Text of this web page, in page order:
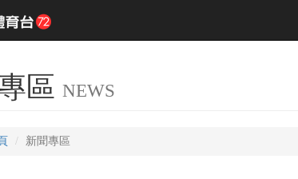
區 NEWS
新聞專區